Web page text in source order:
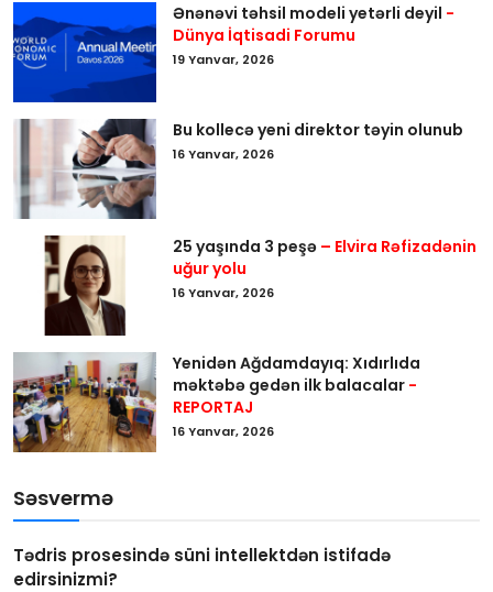
Ənənəvi təhsil modeli yetərli deyil -
Dünya İqtisadi Forumu
19 Yanvar, 2026
Bu kollecə yeni direktor təyin olunub
16 Yanvar, 2026
25 yaşında 3 peşə – Elvira Rəfizadənin
uğur yolu
16 Yanvar, 2026
Yenidən Ağdamdayıq: Xıdırlıda
məktəbə gedən ilk balacalar -
REPORTAJ
16 Yanvar, 2026
Səsvermə
Tədris prosesində süni intellektdən istifadə
edirsinizmi?